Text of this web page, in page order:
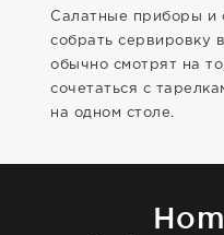
Салатные приборы и
собрать сервировку
обычно смотрят на
сочетаться с
на одном столе.